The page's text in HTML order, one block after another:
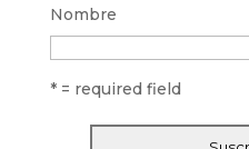
Nombre
* = required field